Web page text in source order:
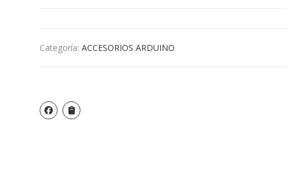
Categoría: ACCESORIOS ARDUINO